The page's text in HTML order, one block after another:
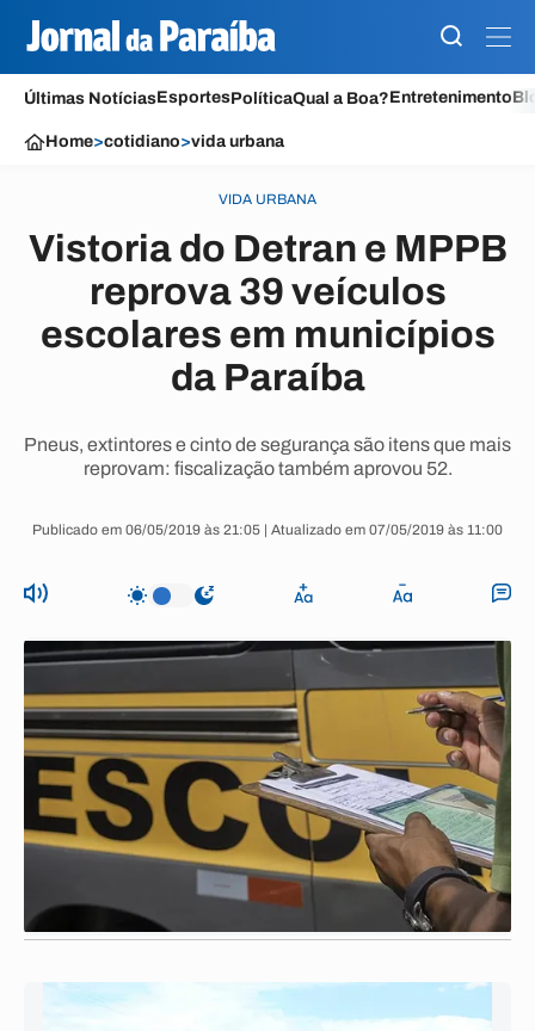
Últimas NotíciasEsportesPolíticaQual a Boa?Entretenimento
Home>cotidiano>vida urbana
VIDA URBANA
Vistoria do Detran e MPPB
reprova 39 veículos
escolares em municípios
da Paraíba
Pneus, extintores e cinto de segurança são itens que mais
reprovam: fiscalização também aprovou 52.
Publicado em 06/05/2019 às 21:05 | Atualizado em 07/05/2019 às 11:00